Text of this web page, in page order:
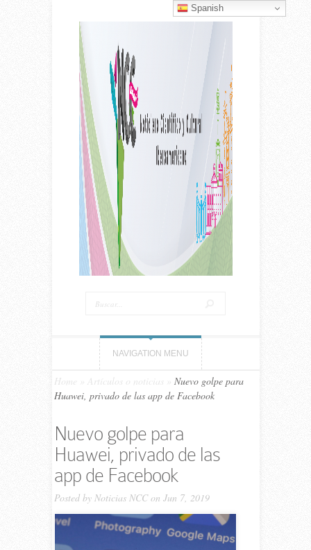
NAVIGATION MENU
Home Artículos o noticias
Nuevo golpe para
Huawei, privado de las app de Facebook
Nuevo golpe para
Huawei, privado de las
app de Facebook
Posted by Noticias NCCon Jun 7, 2019
Spanish